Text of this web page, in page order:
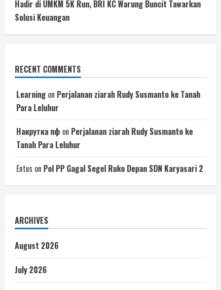
Hadir di UMKM 5K Run, BRI KC Warung Buncit Tawarkan
Solusi Keuangan
RECENT COMMENTS
Learning on Perjalanan ziarah Rudy Susmanto ke Tanah
Para Leluhur
Накрутка пф on Perjalanan ziarah Rudy Susmanto ke
Tanah Para Leluhur
Entus on Pol PP Gagal Segel Ruko Depan SDN Karyasari 2
ARCHIVES
August 2026
July 2026